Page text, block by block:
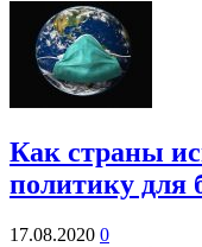
Как страны
политику для
17.08.2020 0